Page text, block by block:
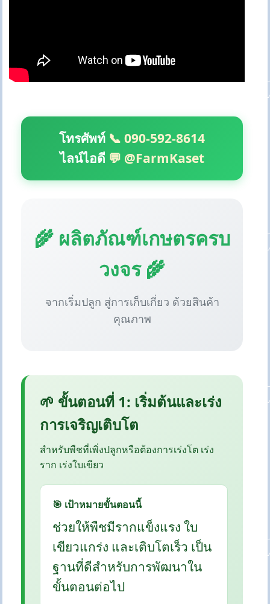
โทรศัพท์ 📞 090-592-8614
ไลน์ไอดี 💬 @FarmKaset
🌾 ผลิตภัณฑ์เกษตรครบ
วงจร 🌾
จากเริ่มปลูก สู่การเก็บเกี่ยว ด้วยสินค้า
คุณภาพ
🌱 ขั้นตอนที่ 1: เริ่มต้นและเร่ง
การเจริญเติบโต
สำหรับพืชที่เพิ่งปลูกหรือต้องการเร่งโต เร่ง
ราก เร่งใบเขียว
🎯 เป้าหมายขั้นตอนนี้
ช่วยให้พืชมีรากแข็งแรง ใบ
เขียวแกร่ง และเติบโตเร็ว เป็น
ฐานที่ดีสำหรับการพัฒนาใน
ขั้นตอนต่อไป